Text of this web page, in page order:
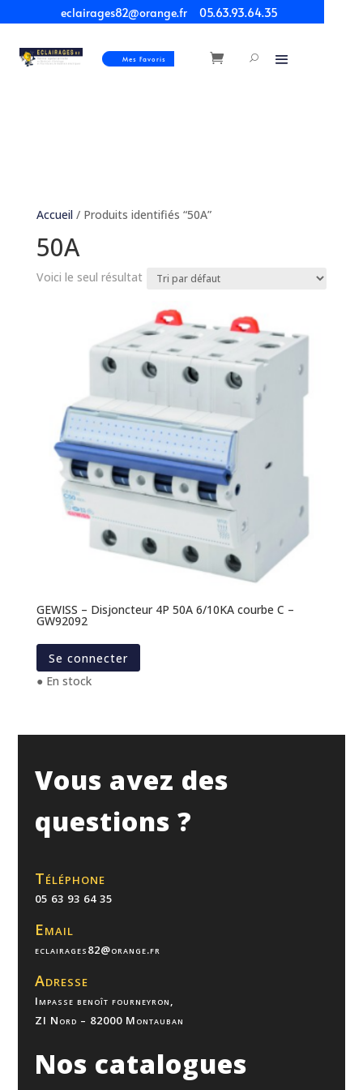
eclairages82@orange.fr 05.63.93.64.35
Mes Favoris
Accueil/ Produits identifiés “50A”
50A
Voici le seul résultat
GEWISS – Disjoncteur 4P 50A 6/10KA courbe C –
GW92092
Se connecter
● En stock
Vous avez des
questions ?
Téléphone
05 63 93 64 35
Email
eclairages82@orange.fr
Adresse
Impasse benoît fourneyron,
ZI Nord – 82000 Montauban
Nos catalogues